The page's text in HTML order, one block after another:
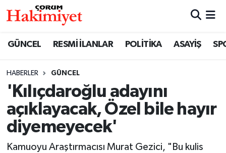
GÜNCEL RESMİ İLANLAR POLİTİKA ASAYİŞ
HABERLER GÜNCEL
'Kılıçdaroğlu adayını
açıklayacak, Özel bile hayır
diyemeyecek'
Kamuoyu Araştırmacısı Murat Gezici, "Bu kulis
SAĞLIK
ASAYİŞ
EKONOMİ
Nöbetçi Eczaneler
Çorum Namaz Vakitleri
Trafik Durumu
Süper Lig Puan Durumu ve Fikstür